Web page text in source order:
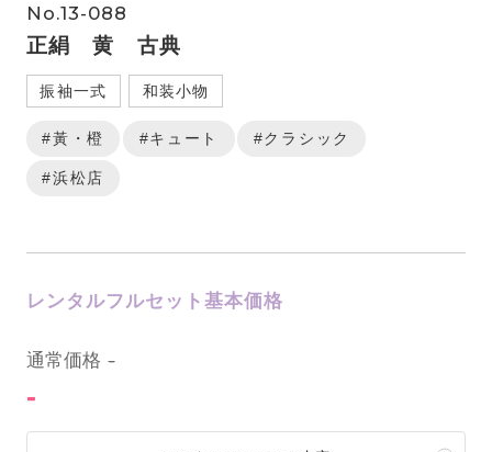
No.13-088
正絹 黄 古典
振袖一式 和装小物
#黃・橙 #キュート #クラシック
#浜松店
レンタルフルセット基本価格
通常価格 -
-